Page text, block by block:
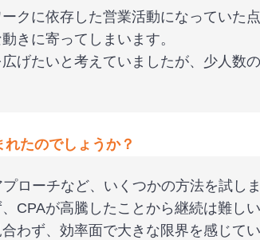
クに依存した営業活動になっていた
きに寄ってしまいます。
げたいと考えていましたが、少人数
たのでしょうか？
ローチなど、いくつかの方法を試し
CPAが高騰したことから継続は難し
わず、効率面で大きな限界を感じて